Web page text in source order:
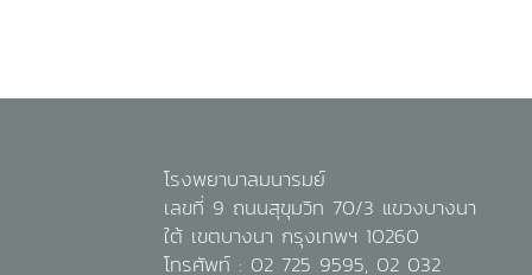
โรงพยาบาลมนารมย์
เลขที่ 9 ถนนสุขุมวิท 70/3 แขวงบางนา
ใต้ เขตบางนา กรุงเทพฯ 10260
โทรศัพท์ : 02 725 9595, 02 032